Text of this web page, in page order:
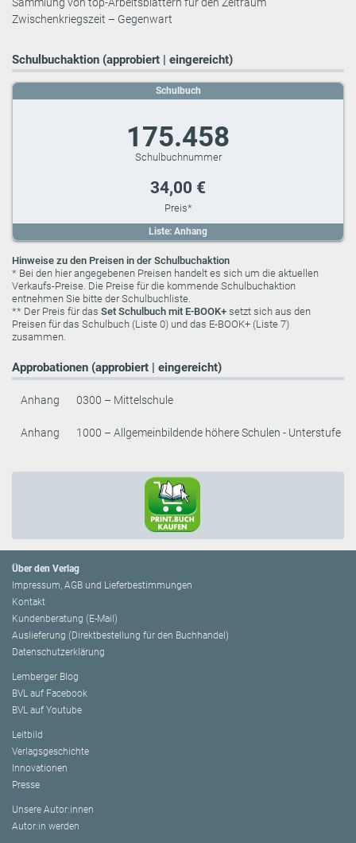
Zwischenkriegszeit – Gegenwart
Schulbuchaktion (approbiert | eingereicht)
Liste: Anhang
Schulbuch
175.458
34,00 €
Hinweise zu den Preisen in der Schulbuchaktion
* Bei den hier angegebenen Preisen handelt es sich um die aktuellen
Verkaufs-Preise. Die Preise für die kommende Schulbuchaktion
entnehmen Sie bitte der Schulbuchliste.
** Der Preis für das Set Schulbuch mit E-BOOK+ setzt sich aus den
Preisen für das Schulbuch (Liste 0) und das E-BOOK+ (Liste 7)
zusammen.
Approbationen (approbiert | eingereicht)
Anhang 0300 – Mittelschule
Anhang 1000 – Allgemeinbildende höhere Schulen - Unterstufe
Über den Verlag
Impressum, AGB und Lieferbestimmungen
Kontakt
Kundenberatung (E-Mail)
Auslieferung (Direktbestellung für den Buchhandel)
Datenschutzerklärung
Lemberger Blog
BVL auf Facebook
BVL auf Youtube
Leitbild
Verlagsgeschichte
Innovationen
Presse
Unsere Autor:innen
Autor:in werden